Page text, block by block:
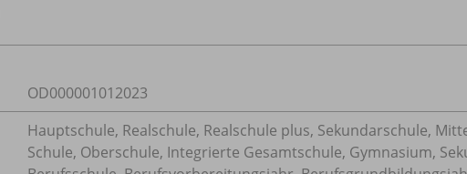
OD000001012023
Hauptschule, Realschule, Realschule plus, Sekundarschule,
Schule, Oberschule, Integrierte Gesamtschule, Gymnasium,